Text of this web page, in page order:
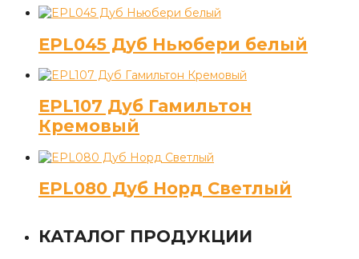
EPL045 Дуб Ньюбери белый
EPL107 Дуб Гамильтон
Кремовый
EPL080 Дуб Норд Светлый
КАТАЛОГ ПРОДУКЦИИ